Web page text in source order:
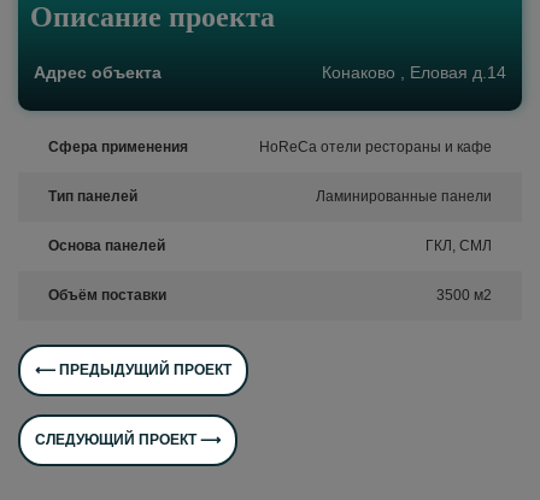
Описание проекта
Адрес объекта Конаково , Еловая д.14
Сфера применения HoReCa отели рестораны и кафе
Тип панелей Ламинированные панели
Основа панелей ГКЛ, СМЛ
Объём поставки 3500 м2
⟵ ПРЕДЫДУЩИЙ ПРОЕКТ
СЛЕДУЮЩИЙ ПРОЕКТ ⟶